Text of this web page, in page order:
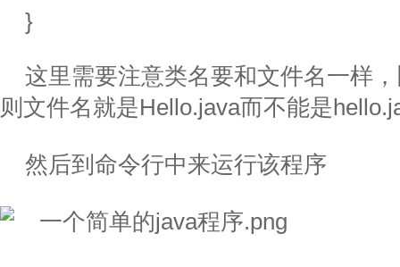
}
这里需要注意类名要和文件名一样
则文件名就是Hello.java而不能是
然后到命令行中来运行该程序